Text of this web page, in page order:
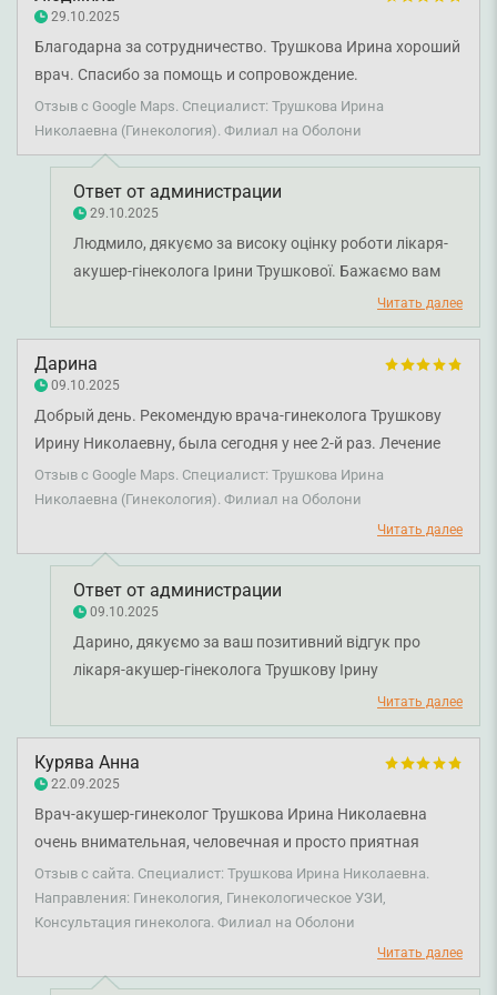
адміністраторки на рецепції дізналась в тричі більше про
Лікарка ж просто вручила мені роздруківку і вперед -
якщо тільки не захочу отримати ще один раз такий стрес і
29.10.2025
Благодарна за сотрудничество. Трушкова Ирина хороший
врач. Спасибо за помощь и сопровождение.
Отзыв с Google Maps. Специалист: Трушкова Ирина
Николаевна (Гинекология). Филиал на Оболони
Ответ от администрации
29.10.2025
Людмило, дякуємо за високу оцінку роботи лікаря-
акушер-гінеколога Ірини Трушкової. Бажаємо вам
Читать далее
Дарина
09.10.2025
Добрый день. Рекомендую врача-гинеколога Трушкову
Ирину Николаевну, была сегодня у нее 2-й раз. Лечение
помогло, но, конечно, лучше не попадать к врачам. Всем
желаю мирного неба, крепкого здоровья и сил). Буду
обращаться еще в филиал Смарт медикал на м.Минская
именно к этому гинекологу. Спасибо.
Отзыв с Google Maps. Специалист: Трушкова Ирина
Николаевна (Гинекология). Филиал на Оболони
Читать далее
Ответ от администрации
09.10.2025
Дарино, дякуємо за ваш позитивний відгук про
лікаря-акушер-гінеколога Трушкову Ірину
Миколаївну. Приємно чути, що ви залишились
задоволені результатом лікування. Бажаємо вам
міцного здоров'я!
Читать далее
Курява Анна
22.09.2025
Врач-акушер-гинеколог Трушкова Ирина Николаевна
очень внимательная, человечная и просто приятная
женщина. Я получила высокопрофессиональную помощь
после долгого игнорирования своего здоровья. В
дальнейшем для плановых обзоров буду обращаться
Отзыв с сайта. Специалист: Трушкова Ирина Николаевна.
Направления: Гинекология, Гинекологическое УЗИ,
Консультация гинеколога. Филиал на Оболони
Читать далее